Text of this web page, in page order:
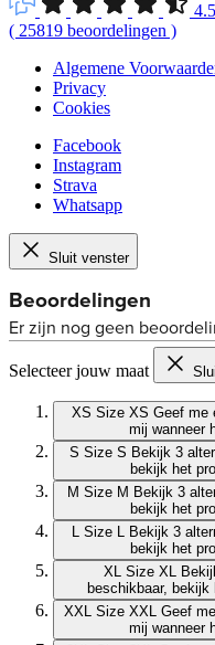
4.5
( 25819 beoordelingen )
Algemene
Privacy
Cookies
Facebook
Instagram
Strava
Whatsapp
Sluit venster
Selecteer jouw maat
XS Size XS Geef me
mij wanneer
S Size S Bekijk 3
bekijk het
M Size M Bekijk 3
bekijk het
L Size L Bekijk 3
bekijk het
XL Size XL
beschikbaar,
XXL Size XXL Geef
mij wanneer